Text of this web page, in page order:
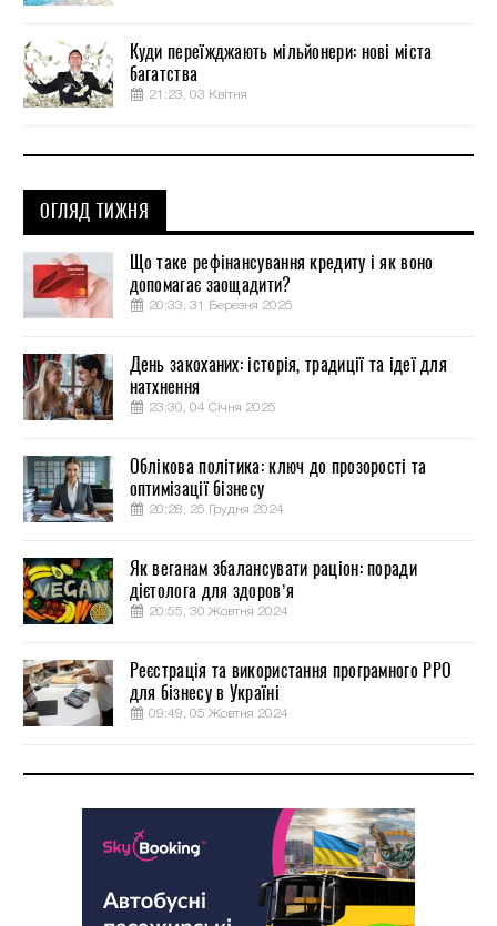
Куди переїжджають мільйонери: нові міста
багатства
21:23, 03 Квітня
ОГЛЯД ТИЖНЯ
Що таке рефінансування кредиту і як воно
допомагає заощадити?
20:33, 31 Березня 2025
День закоханих: історія, традиції та ідеї для
натхнення
23:30, 04 Січня 2025
Облікова політика: ключ до прозорості та
оптимізації бізнесу
20:28, 25 Грудня 2024
Як веганам збалансувати раціон: поради
дієтолога для здоров’я
20:55, 30 Жовтня 2024
Реєстрація та використання програмного РРО
для бізнесу в Україні
09:49, 05 Жовтня 2024